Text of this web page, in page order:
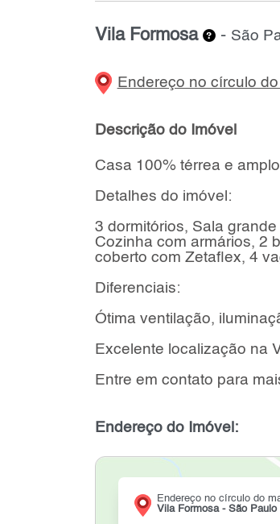
Vila Formosa - São
Endereço no círculo
Descrição do Imóvel
Casa 100% térrea e
Detalhes do imóvel:
3 dormitórios, Sala
Cozinha com armários, 2
coberto com Zetaflex, 4
Diferenciais:
Ótima ventilação,
Excelente localização na
Entre em contato para
Endereço do Imóvel:
Endereço no círculo do
Vila Formosa - São Paulo